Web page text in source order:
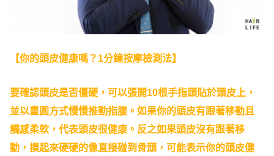
【你的頭皮健康嗎？1分鐘按摩檢測法】
要確認頭皮是否僵硬，可以張開10根手指頭貼於頭皮上，
並以畫圓方式慢慢推動指腹。如果你的頭皮有跟著移動且
觸感柔軟，代表頭皮很健康。反之如果頭皮沒有跟著移
動，摸起來硬硬的像直接碰到骨頭，可能表示你的頭皮健